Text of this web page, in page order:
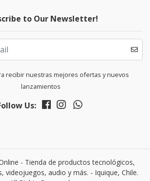
to Our Newsletter!
recibir nuestras mejores ofertas y nuevos
lanzamientos
Us:
- Tienda de productos tecnológicos,
videojuegos, audio y más. - Iquique, Chile.